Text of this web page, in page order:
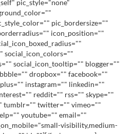
pic_style="none"
pic_bordersize=""
icon_position=""
social_icon_colors=""
social_icon_tooltip="" blogger=""
dropbox="" facebook=""
instagram="" linkedin=""
reddit="" rss="" skype=""
tumblr="" twitter="" vimeo=""
youtube="" email=""
visibility,medium-